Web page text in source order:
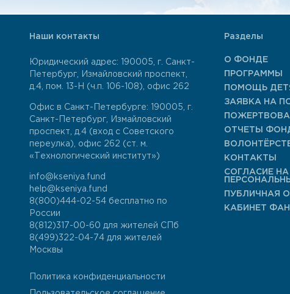
Наши контакты
Юридический адрес: 190005, г. Санкт-
Петербург, Измайловский проспект,
д.4, пом. 13-Н (ч.п. 106-108), офис 262
Офис в Санкт-Петербурге: 190005, г.
Санкт-Петербург, Измайловский
проспект, д.4 (вход с Советского
переулка), офис 262 (ст. м.
«Технологический институт»)
info@kseniya.fund
help@kseniya.fund
8(800)444-02-54бесплатно по
России
8(812)317-00-60 для жителей СПб
8(499)322-04-74для жителей
Москвы
Разделы
О ФОНДЕ
ПРОГРАММЫ
ПОМОЩЬ
ЗАЯВКА НА
ОТЧЕТЫ
КОНТАКТЫ
СОГЛАСИЕ
ПУБЛИЧНАЯ
КАБИНЕТ
Политика конфиденциальности